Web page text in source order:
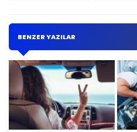
BENZER YAZILAR